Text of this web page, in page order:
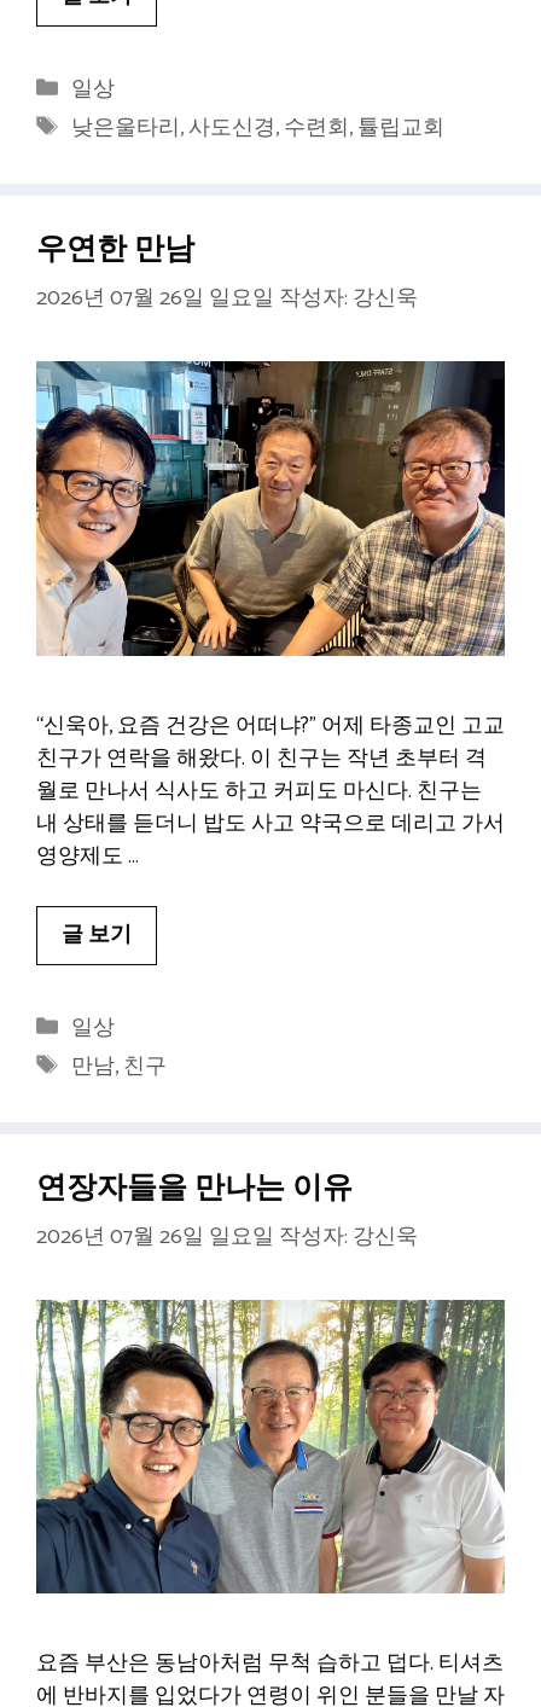
카
테
고
일상
태
낮은울타리,사도신경,수련회,튤립교회
우연한 만남
2026년 07월 26일 일요일 작성자: 강신욱
“신욱아, 요즘 건강은 어떠냐?” 어제 타종교인 고교
친구가 연락을 해왔다. 이 친구는 작년 초부터 격
월로 만나서 식사도 하고 커피도 마신다. 친구는
내 상태를 듣더니 밥도 사고 약국으로 데리고 가서
영양제도 …
글 보기
카
테
고
일상
태
만남,친구
연장자들을 만나는 이유
2026년 07월 26일 일요일 작성자: 강신욱
요즘 부산은 동남아처럼 무척 습하고 덥다. 티셔츠
에 반바지를 입었다가 연령이 위인 분들을 만날 자